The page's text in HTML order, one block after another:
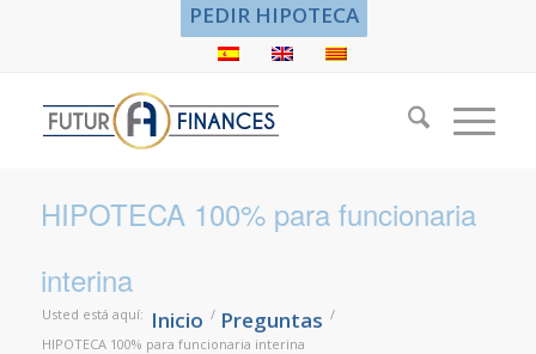
PEDIR HIPOTECA
HIPOTECA 100% para funcionaria
interina
Usted está aquí: Inicio / Preguntas /
HIPOTECA 100% para funcionaria interina